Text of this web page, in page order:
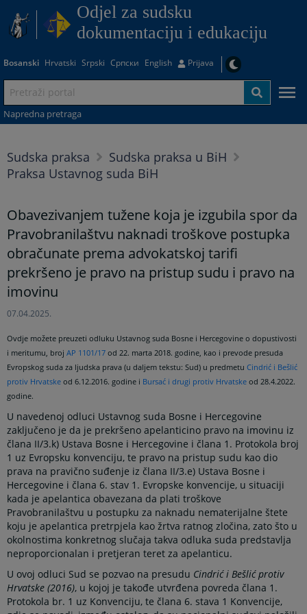
Odjel za sudsku
dokumentaciju i edukaciju
Bosanski Hrvatski Srpski Српски English Prijava
Napredna pretraga
Sudska praksa
Sudska praksa u BiH
Praksa Ustavnog suda BiH
Obavezivanjem tužene koja je izgubila spor da
Pravobranilaštvu naknadi troškove postupka
obračunate prema advokatskoj tarifi
prekršeno je pravo na pristup sudu i pravo na
imovinu
07.04.2025.
Ovdje možete preuzeti odluku Ustavnog suda Bosne i Hercegovine o dopustivosti
i meritumu, brojAP 1101/17 od 22. marta 2018. godine, kao i prevode presuda
Evropskog suda za ljudska prava (u daljem tekstu: Sud) u predmetuCindrić i Bešlić
protiv Hrvatske od 6.12.2016. godine i Bursać i drugi protiv Hrvatske od 28.4.2022.
godine.
U navedenoj odluci Ustavnog suda Bosne i Hercegovine
zaključeno je da je prekršeno apelanticino pravo na imovinu iz
člana II/3.k) Ustava Bosne i Hercegovine i člana 1. Protokola broj
1 uz Evropsku konvenciju, te pravo na pristup sudu kao dio
prava na pravično suđenje iz člana II/3.e) Ustava Bosne i
Hercegovine i člana 6. stav 1. Evropske konvencije, u situaciji
kada je apelantica obavezana da plati troškove
Pravobranilaštvu u postupku za naknadu nematerijalne štete
koju je apelantica pretrpjela kao žrtva ratnog zločina, zato što u
okolnostima konkretnog slučaja takva odluka suda predstavlja
neproporcionalan i pretjeran teret za apelanticu.
U ovoj odluci Sud se pozvao na presudu Cindrić i Bešlić protiv
Hrvatske (2016), u kojoj je takođe utvrđena povreda člana 1.
Protokola br. 1 uz Konvenciju, te člana 6. stava 1 Konvencije,